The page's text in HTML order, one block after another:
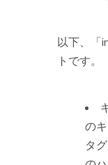
以下、「
トです。
の
タ